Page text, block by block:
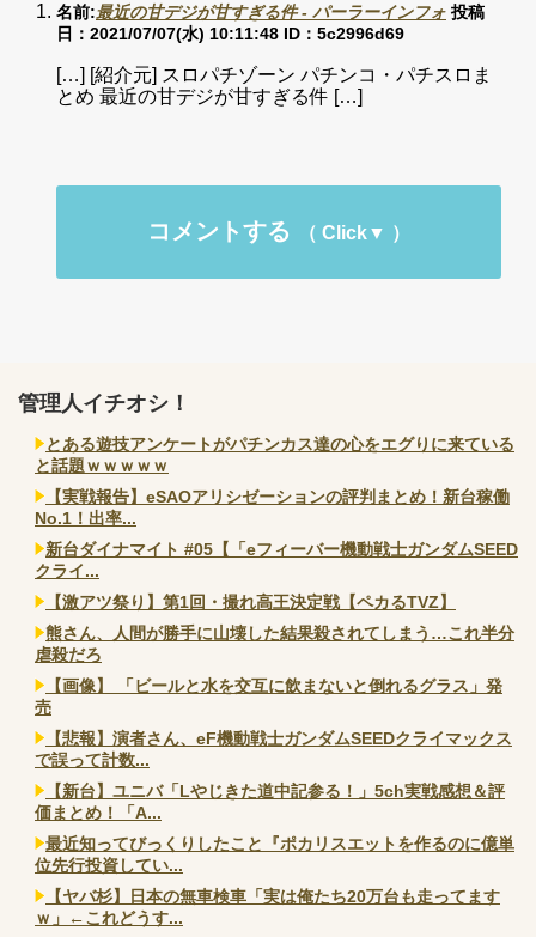
名前:最近の甘デジが甘すぎる件 - パーラーインフォ 投稿
日：2021/07/07(水) 10:11:48 ID：5c2996d69
[…] [紹介元] スロパチゾーン パチンコ・パチスロま
とめ 最近の甘デジが甘すぎる件 […]
コメントする
管理人イチオシ！
とある遊技アンケートがパチンカス達の心をエグりに来ている
と話題ｗｗｗｗｗ
【実戦報告】eSAOアリシゼーションの評判まとめ！新台稼働
No.1！出率...
新台ダイナマイト #05【「eフィーバー機動戦士ガンダムSEED
クライ...
【激アツ祭り】第1回・撮れ高王決定戦【ペカるTVZ】
熊さん、人間が勝手に山壊した結果殺されてしまう…これ半分
虐殺だろ
【画像】 「ビールと水を交互に飲まないと倒れるグラス」発
売
【悲報】演者さん、eF機動戦士ガンダムSEEDクライマックス
で誤って計数...
【新台】ユニバ「Lやじきた道中記参る！」5ch実戦感想＆評
価まとめ！「A...
最近知ってびっくりしたこと『ポカリスエットを作るのに億単
位先行投資してい...
【ヤバ杉】日本の無車検車「実は俺たち20万台も走ってます
ｗ」←これどうす...